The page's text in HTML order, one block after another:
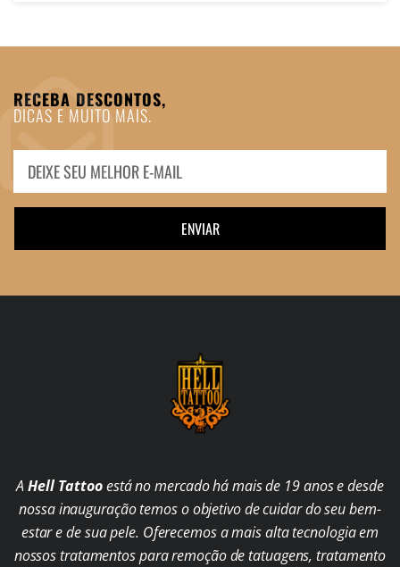
RECEBA DESCONTOS,
DICAS E MUITO MAIS.
ENVIAR
AHell Tattooestá no mercado há mais de 19 anos e desde
nossa inauguração temos o objetivo de cuidar do seu bem-
estar e de sua pele. Oferecemos a mais alta tecnologia em
nossos tratamentos para remoção de tatuagens, tratamento